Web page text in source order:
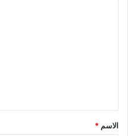
ق
*
الاسم *